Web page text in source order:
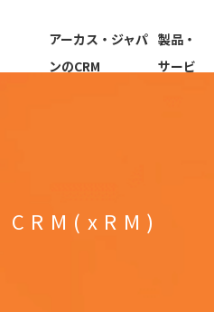
アーカス・ジャパ
ンのCRM
製品・
サービ
CRM(xRM)